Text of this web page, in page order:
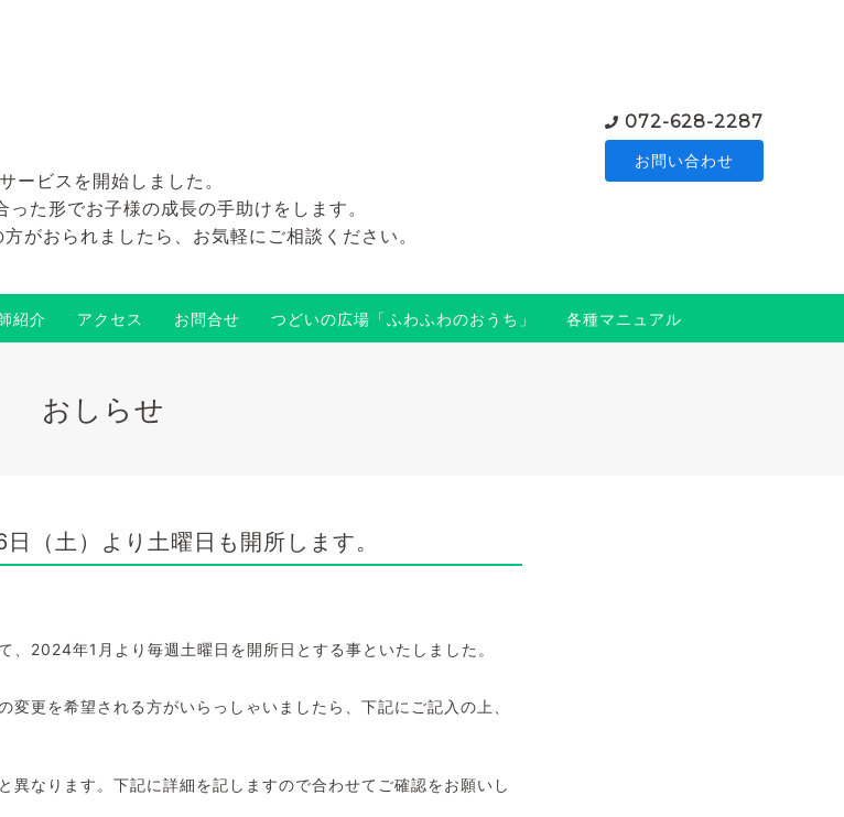
ービスを開始しました。
た形でお子様の成長の手助けをします。
がおられましたら、お気軽にご相談ください。
072-628-2287
お問い合わせ
紹介 アクセス お問合せ つどいの広場「ふわふわのおうち」 各種マニュアル
おしらせ
（土）より土曜日も開所します。
、 2024年1 月より毎週土曜日を開所日とする事といたしました。
変更を希望される方がいらっしゃいましたら、下記にご記入の上、
異なります。下記に詳細を記しますので合わせてご確認をお願いし